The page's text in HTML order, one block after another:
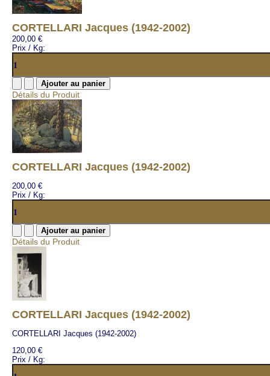
CORTELLARI Jacques (1942-2002)
200,00 €
Prix / Kg:
Détails du Produit
CORTELLARI Jacques (1942-2002)
200,00 €
Prix / Kg:
Détails du Produit
CORTELLARI Jacques (1942-2002)
CORTELLARI Jacques (1942-2002)
120,00 €
Prix / Kg: